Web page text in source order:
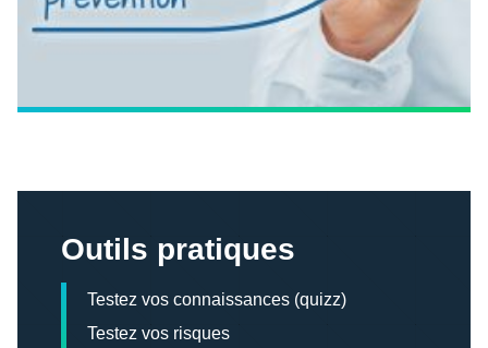
Outils pratiques
Testez vos connaissances (quizz)
Testez vos risques